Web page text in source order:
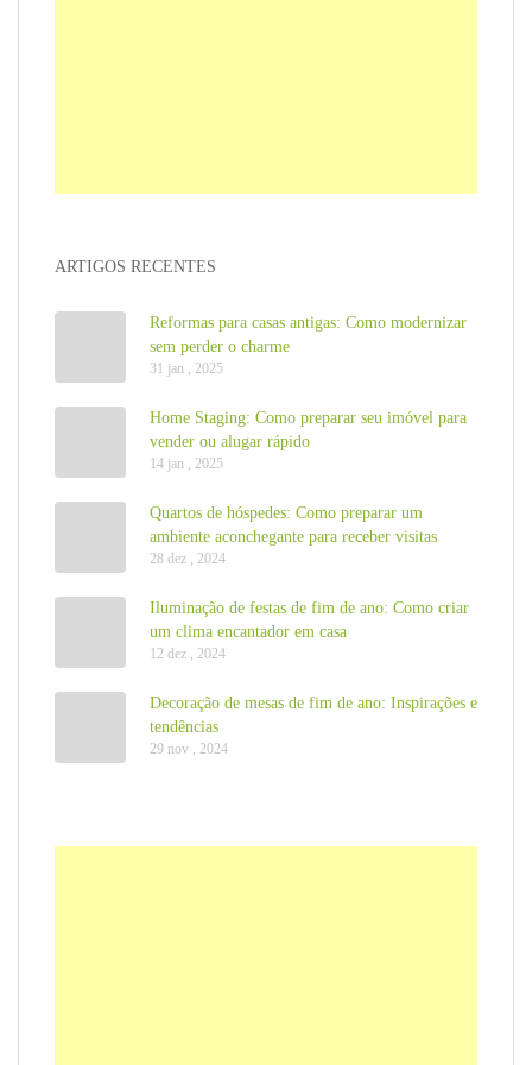
ARTIGOS RECENTES
Reformas para casas antigas: Como modernizar
sem perder o charme
31 jan , 2025
Home Staging: Como preparar seu imóvel para
vender ou alugar rápido
14 jan , 2025
Quartos de hóspedes: Como preparar um
ambiente aconchegante para receber visitas
28 dez , 2024
Iluminação de festas de fim de ano: Como criar
um clima encantador em casa
12 dez , 2024
Decoração de mesas de fim de ano: Inspirações e
tendências
29 nov , 2024